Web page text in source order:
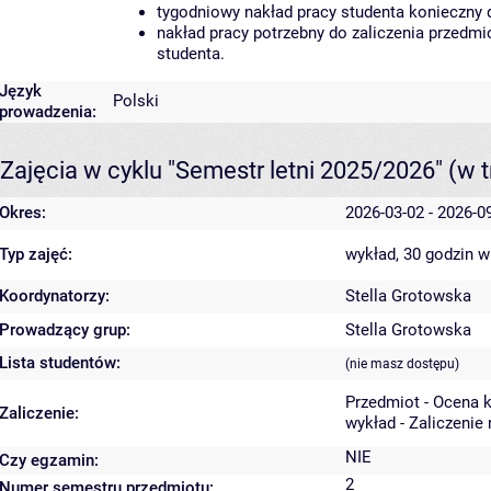
tygodniowy nakład pracy studenta
nakład pracy potrzebny do zaliczenia
studenta.
Język
prowadzenia:
Polski
Zajęcia w cyklu "Semestr letni 2025/2026" (w
Okres: 2026-03-02 - 2026-
Typ zajęć: wykład, 30 godzin
Koordynatorzy:
Stella Grotowska
Prowadzący grup:
Stella Grotowska
Lista studentów:
(nie masz dostępu)
Zaliczenie:
Przedmiot - Ocena
wykład - Zaliczenie
Czy egzamin:
NIE
2